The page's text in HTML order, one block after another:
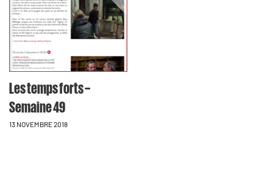
Les temps forts –
Semaine 49
13 NOVEMBRE 2018